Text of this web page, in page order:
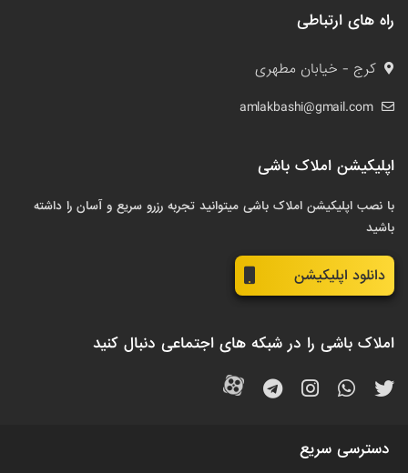
راه های ارتباطی
کرج - خیابان مطهری
amlakbashi@gmail.com
اپلیکیشن املاک باشی
با نصب اپلیکیشن املاک باشی میتوانید تجربه رزرو سریع و آسان را داشته
باشید
دانلود اپلیکیشن
املاک باشی را در شبکه های اجتماعی دنبال کنید
دسترسی سریع